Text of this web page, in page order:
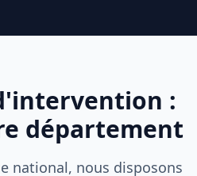
:
département
national, nous disposons